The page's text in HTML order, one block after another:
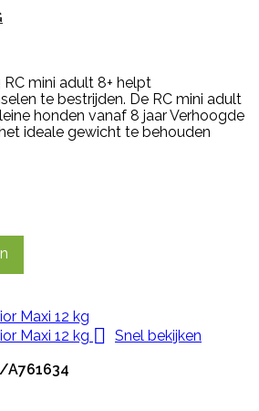
RC mini adult 8+ helpt
te bestrijden. De RC mini adult
honden vanaf 8 jaar Verhoogde
ideale gewicht te behouden

Snel bekijken
A761634